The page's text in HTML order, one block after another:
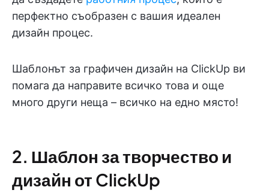
перфектно съобразен с вашия идеален
дизайн процес.
Шаблонът за графичен дизайн на ClickUp ви
помага да направите всичко това и още
много други неща – всичко на едно място!
2. Шаблон за творчество и
дизайн от ClickUp